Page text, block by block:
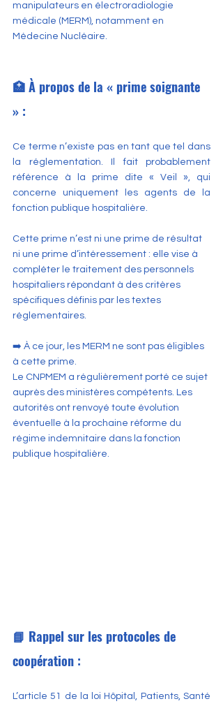
manipulateurs en électroradiologie
médicale (MERM), notamment en
Médecine Nucléaire.
🏥 À propos de la « prime soignante
» :
Ce terme n’existe pas en tant que tel dans
la réglementation. Il fait probablement
référence à la prime dite « Veil », qui
concerne uniquement les agents de la
fonction publique hospitalière.
Cette prime n’est ni une prime de résultat
ni une prime d’intéressement : elle vise à
compléter le traitement des personnels
hospitaliers répondant à des critères
spécifiques définis par les textes
réglementaires.
➡️ À ce jour, les MERM ne sont pas éligibles
à cette prime.
Le CNPMEM a régulièrement porté ce sujet
auprès des ministères compétents. Les
autorités ont renvoyé toute évolution
éventuelle à la prochaine réforme du
régime indemnitaire dans la fonction
publique hospitalière.
📘 Rappel sur les protocoles de
coopération :
L’article 51 de la loi Hôpital, Patients, Santé